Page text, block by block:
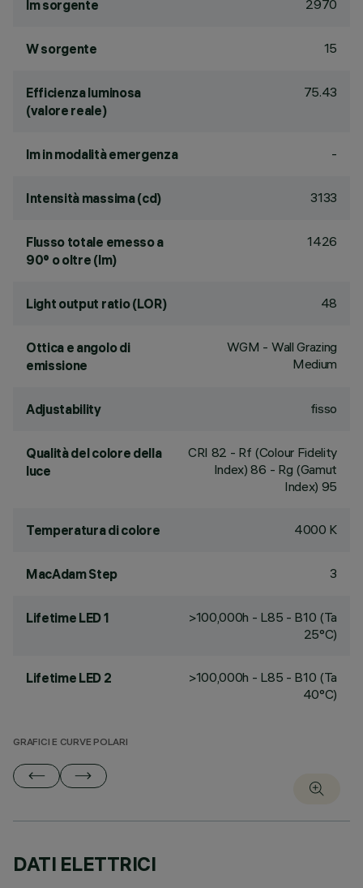
lm sorgente 2970
W sorgente 15
Efficienza luminosa
(valore reale)
75.43
lm in modalità emergenza -
Intensità massima (cd) 3133
Flusso totale emesso a
90° o oltre (lm)
1426
Light output ratio (LOR) 48
Ottica e angolo di
emissione
WGM - Wall Grazing
Medium
Adjustability fisso
Qualità del colore della
luce
CRI 82 - Rf (Colour Fidelity
Index) 86 - Rg (Gamut
Index) 95
Temperatura di colore 4000 K
MacAdam Step 3
Lifetime LED 1
>100,000h - L85 - B10 (Ta
25°C)
Lifetime LED 2
>100,000h - L85 - B10 (Ta
40°C)
GRAFICI E CURVE POLARI
DATI ELETTRICI